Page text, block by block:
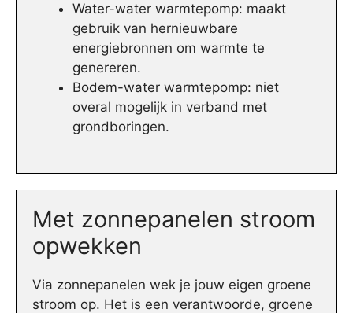
Water-water warmtepomp: maakt
gebruik van hernieuwbare
energiebronnen om warmte te
genereren.
Bodem-water warmtepomp: niet
overal mogelijk in verband met
grondboringen.
Met zonnepanelen stroom
opwekken
Via zonnepanelen wek je jouw eigen groene
stroom op. Het is een verantwoorde, groene